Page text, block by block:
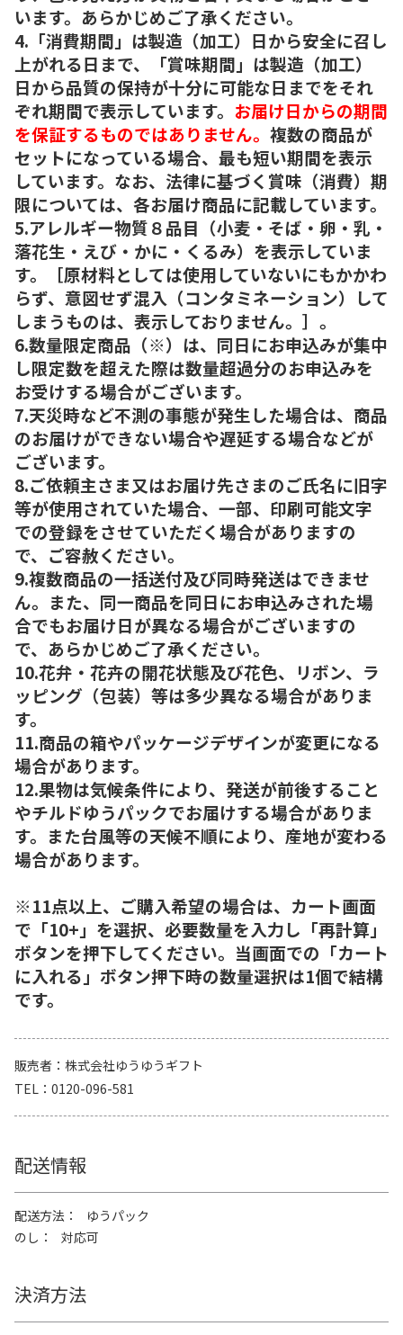
います。あらかじめご了承ください。
4.「消費期間」は製造（加工）日から安全に召し
上がれる日まで、「賞味期間」は製造（加工）
日から品質の保持が十分に可能な日までをそれ
ぞれ期間で表示しています。 お届け日からの期間
を保証するものではありません。 複数の商品が
セットになっている場合、最も短い期間を表示
しています。なお、法律に基づく賞味（消費）期
限については、各お届け商品に記載しています。
5.アレルギー物質８品目（小麦・そば・卵・乳・
落花生・えび・かに・くるみ）を表示していま
す。［原材料としては使用していないにもかかわ
らず、意図せず混入（コンタミネーション）して
しまうものは、表示しておりません。］。
6.数量限定商品（※）は、同日にお申込みが集中
し限定数を超えた際は数量超過分のお申込みを
お受けする場合がございます。
7.天災時など不測の事態が発生した場合は、商品
のお届けができない場合や遅延する場合などが
ございます。
8.ご依頼主さま又はお届け先さまのご氏名に旧字
等が使用されていた場合、一部、印刷可能文字
での登録をさせていただく場合がありますの
で、ご容赦ください。
9.複数商品の一括送付及び同時発送はできませ
ん。また、同一商品を同日にお申込みされた場
合でもお届け日が異なる場合がございますの
で、あらかじめご了承ください。
10.花弁・花卉の開花状態及び花色、リボン、ラ
ッピング（包装）等は多少異なる場合がありま
す。
11.商品の箱やパッケージデザインが変更になる
場合があります。
12.果物は気候条件により、発送が前後すること
やチルドゆうパックでお届けする場合がありま
す。また台風等の天候不順により、産地が変わる
場合があります。
※11点以上、ご購入希望の場合は、カート画面
で「10+」を選択、必要数量を入力し「再計算」
ボタンを押下してください。当画面での「カート
に入れる」ボタン押下時の数量選択は1個で結構
です。
販売者
株式会社ゆうゆうギフト
TEL
0120-096-581
配送情報
配送方法
ゆうパック
のし
対応可
決済方法